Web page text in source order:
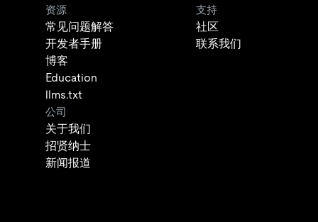
资源
常见问题解答
开发者手册
博客
Education
llms.txt
支持
社区
联系我们
公司
关于我们
招贤纳士
新闻报道